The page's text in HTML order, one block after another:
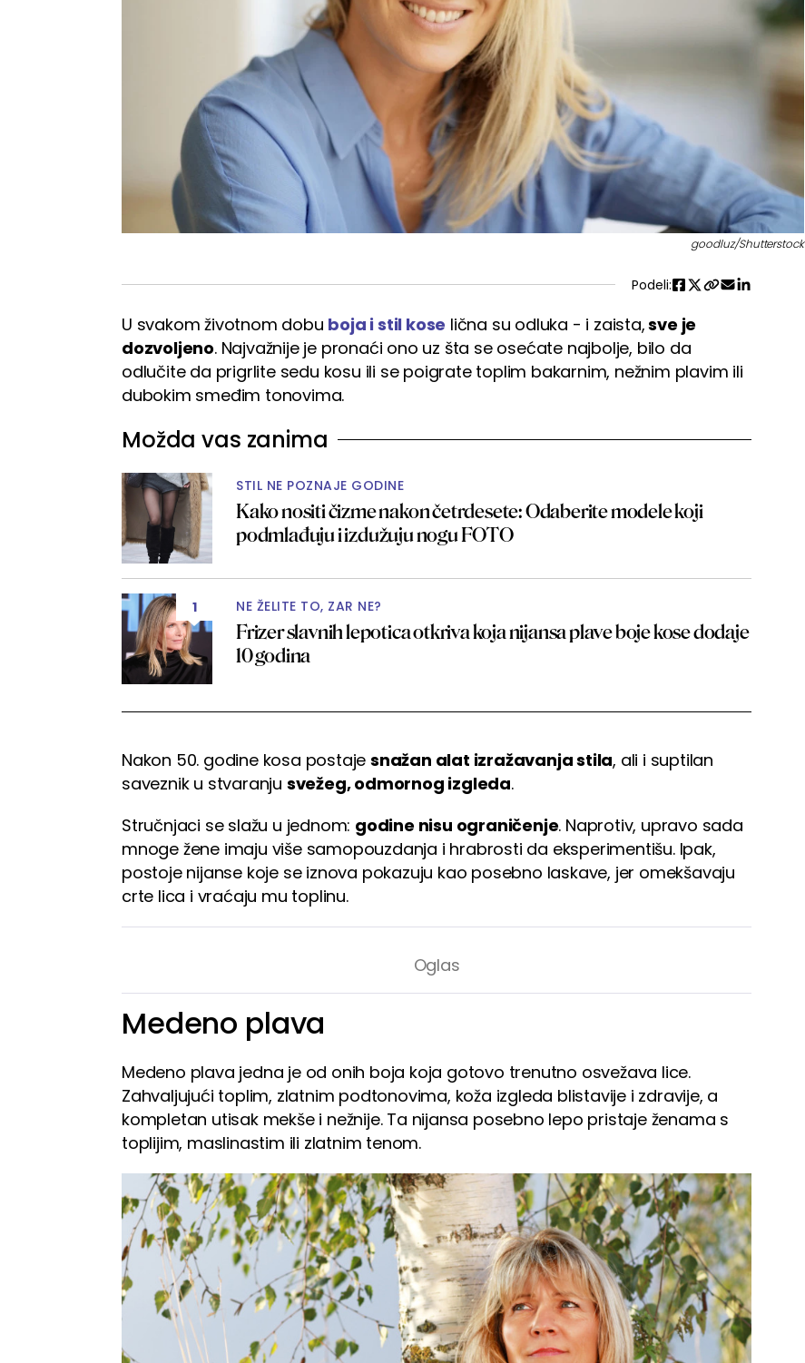
goodluz/Shutterstock
Podeli:
U svakom životnom dobu boja i stil kose lična su odluka - i zaista,sve je
dozvoljeno. Najvažnije je pronaći ono uz šta se osećate najbolje, bilo da
odlučite da prigrlite sedu kosu ili se poigrate toplim bakarnim, nežnim plavim ili
dubokim smeđim tonovima.
Možda vas zanima
STIL NE POZNAJE GODINE
Kako nositi čizme nakon četrdesete: Odaberite modele koji
podmlađuju i izdužuju nogu FOTO
1 NE ŽELITE TO, ZAR NE?
Frizer slavnih lepotica otkriva koja nijansa plave boje kose dodaje
10 godina
Nakon 50. godine kosa postaje snažan alat izražavanja stila, ali i suptilan
saveznik u stvaranju svežeg, odmornog izgleda.
Stručnjaci se slažu u jednom: godine nisu ograničenje. Naprotiv, upravo sada
mnoge žene imaju više samopouzdanja i hrabrosti da eksperimentišu. Ipak,
postoje nijanse koje se iznova pokazuju kao posebno laskave, jer omekšavaju
crte lica i vraćaju mu toplinu.
Medeno plava
Medeno plava jedna je od onih boja koja gotovo trenutno osvežava lice.
Zahvaljujući toplim, zlatnim podtonovima, koža izgleda blistavije i zdravije, a
kompletan utisak mekše i nežnije. Ta nijansa posebno lepo pristaje ženama s
toplijim, maslinastim ili zlatnim tenom.